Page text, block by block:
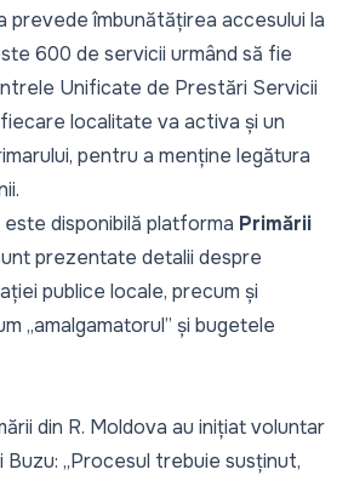
prevede îmbunătățirea accesului la
600 de servicii urmând să fie
Unificate de Prestări Servicii
localitate va activa și un
pentru a menține legătura
disponibilă platforma Primării
prezentate detalii despre
publice locale, precum și
„amalgamatorul” și bugetele
din R. Moldova au inițiat voluntar
Buzu: „Procesul trebuie susținut,